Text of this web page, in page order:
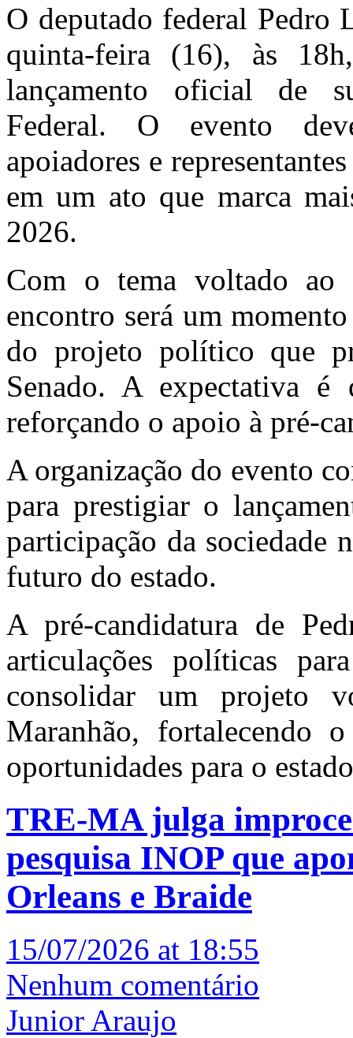
O deputado federal Pedro
quinta-feira (16), às
lançamento oficial de
Federal. O evento
apoiadores e
em um ato que marca
2026.
Com o tema voltado ao
encontro será um
do projeto político que
Senado. A expectativa é
reforçando o apoio à pré-
A organização do evento
para prestigiar o
participação da sociedade
futuro do estado.
A pré-candidatura de
articulações políticas
consolidar um projeto
Maranhão, fortalecendo
oportunidades para o
TRE-MA julga
pesquisa INOP que
Orleans e Braide
15/07/2026 at 18:55
Nenhum comentário
Junior Araujo